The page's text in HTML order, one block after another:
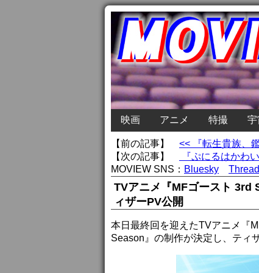
映画 アニメ 特撮 宇
【前の記事】 << 『転生貴族、
【次の記事】
『ぷにるはかわ
MOVIEW SNS： Bluesky
TVアニメ『MFゴースト
ィザーPV公開
本日最終回を迎えたTVアニメ『
Season』の制作が決定し、ティ